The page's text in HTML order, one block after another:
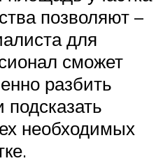
позволяют –
для
сможет
разбить
подсказать
необходимых